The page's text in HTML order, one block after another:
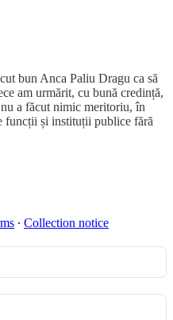
bun Anca Paliu Dragu ca să
am urmărit, cu bună credință,
a făcut nimic meritoriu, în
și instituții publice fără
∙ Collection notice